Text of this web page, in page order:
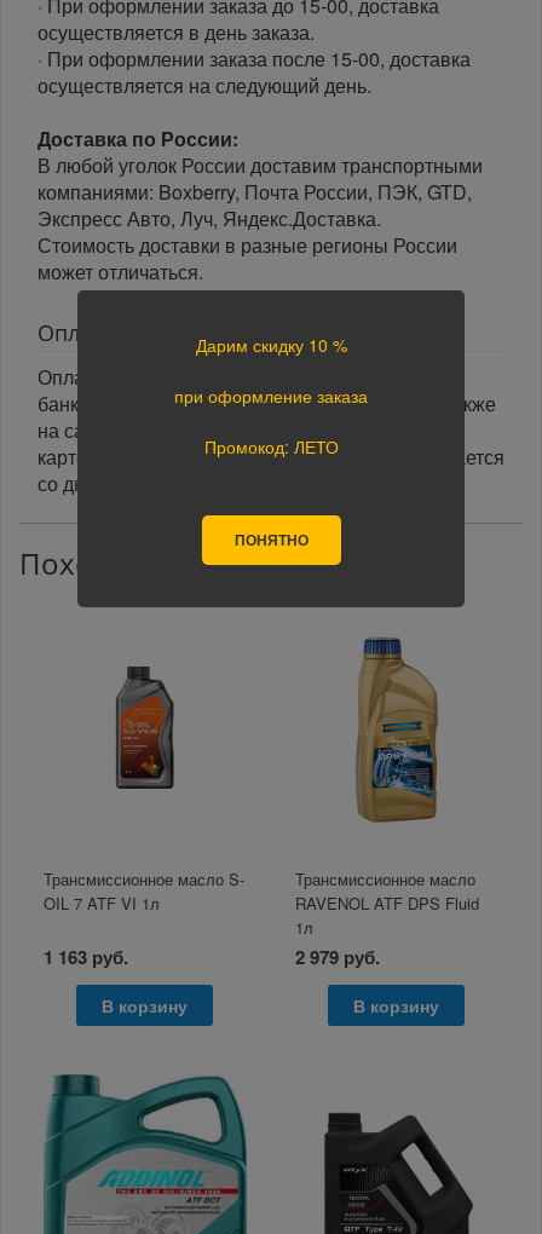
осуществляется в день заказа.
· При оформлении заказа после 15-00, доставка
осуществляется на следующий день.
Доставка по России:
В любой уголок России доставим транспортными
компаниями: Boxberry, Почта России, ПЭК, GTD,
Экспресс Авто, Луч, Яндекс.Доставка.
Стоимость доставки в разные регионы России
может отличаться.
Оплата
Оплата заказа осуществляется наличными или
банковской картой курьеру при получении, а также
на сайте при оформлении заказа. При оплате
картой на сайте указанный срок доставки считается
со дня поступления оплаты.
Похожие товары
Трансмиссионное масло S-
OIL 7 ATF VI 1л
1 163 руб.
В корзину
Трансмиссионное масло
RAVENOL ATF DPS Fluid
1л
2 979 руб.
В корзину
Дарим скидку 10 %
при оформление заказа
Промокод: ЛЕТО
ПОНЯТНО